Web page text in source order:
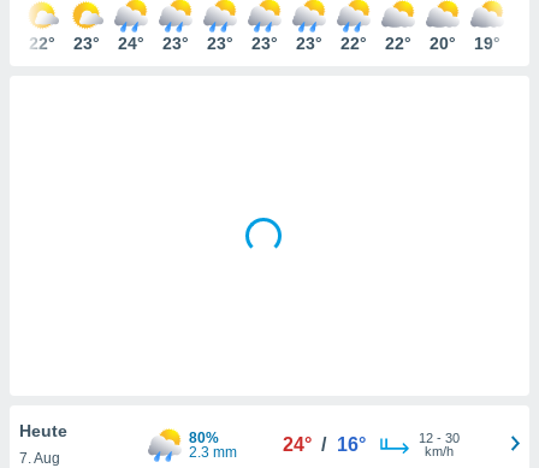
zur
stellen.
der
EINSTELLUNGEN
22° 23° 24° 23° 23° 23° 23° 22° 22° 20° 19°
Heute
7. Aug
80%
2.3 mm
24° / 16° 12- 30
km/h